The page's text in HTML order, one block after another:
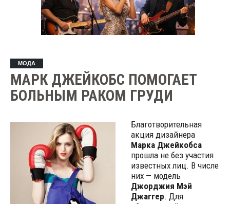
МОДА
МАРК ДЖЕЙКОБС ПОМОГАЕТ
БОЛЬНЫМ РАКОМ ГРУДИ
Благотворительная
акция дизайнера
Марка Джейкобса
прошла не без участия
известных лиц. В числе
них — модель
Джорджия Мэй
Джаггер. Для